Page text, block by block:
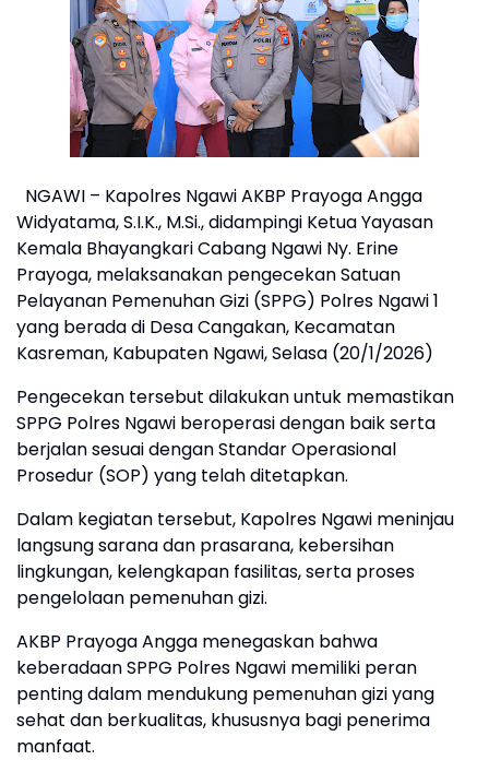
NGAWI – Kapolres Ngawi AKBP Prayoga Angga
Widyatama, S.I.K., M.Si., didampingi Ketua Yayasan
Kemala Bhayangkari Cabang Ngawi Ny. Erine
Prayoga, melaksanakan pengecekan Satuan
Pelayanan Pemenuhan Gizi (SPPG) Polres Ngawi 1
yang berada di Desa Cangakan, Kecamatan
Kasreman, Kabupaten Ngawi, Selasa (20/1/2026)
Pengecekan tersebut dilakukan untuk memastikan
SPPG Polres Ngawi beroperasi dengan baik serta
berjalan sesuai dengan Standar Operasional
Prosedur (SOP) yang telah ditetapkan.
Dalam kegiatan tersebut, Kapolres Ngawi meninjau
langsung sarana dan prasarana, kebersihan
lingkungan, kelengkapan fasilitas, serta proses
pengelolaan pemenuhan gizi.
AKBP Prayoga Angga menegaskan bahwa
keberadaan SPPG Polres Ngawi memiliki peran
penting dalam mendukung pemenuhan gizi yang
sehat dan berkualitas, khususnya bagi penerima
manfaat.